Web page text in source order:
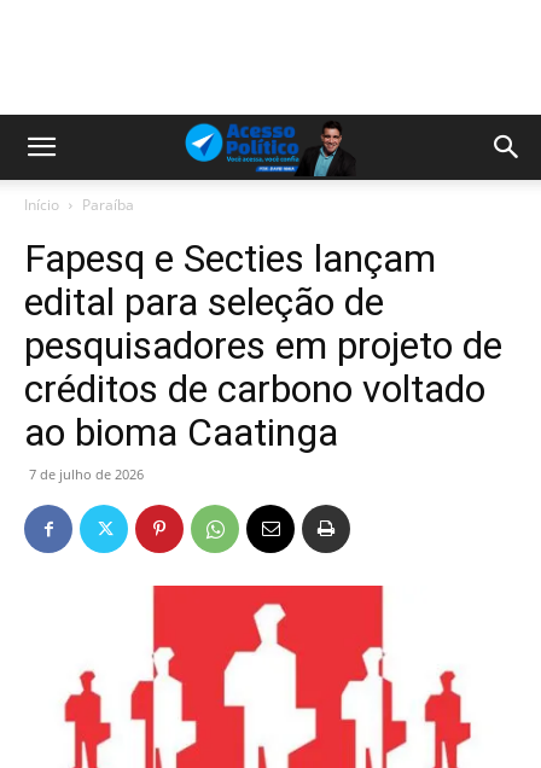
Início Paraíba
Fapesq e Secties lançam
edital para seleção de
pesquisadores em projeto de
créditos de carbono voltado
ao bioma Caatinga
7 de julho de 2026